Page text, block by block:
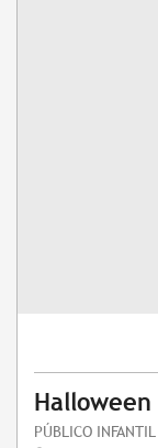
PÚBLICO INFANTIL